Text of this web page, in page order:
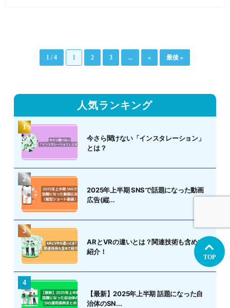
1 / 4 1 2 3 ... » 最後 »
人気ランキング
今さら聞けない「インスタレーション」
とは？
2025年上半期 SNSで話題になった動画
広告(縦...
ARとVRの違いとは？関連技術も含めて
紹介！
【最新】2025年上半期 話題になった自
治体のSN...
TOP